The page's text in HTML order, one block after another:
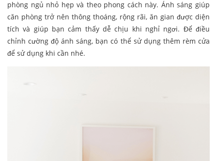
phòng ngủ nhỏ hẹp và theo phong cách này. Ánh sáng giúp
căn phòng trở nên thông thoáng, rộng rãi, ăn gian được diện
tích và giúp bạn cảm thấy dễ chịu khi nghỉ ngơi. Để điều
chỉnh cường độ ánh sáng, bạn có thể sử dụng thêm rèm cửa
để sử dụng khi cần nhé.